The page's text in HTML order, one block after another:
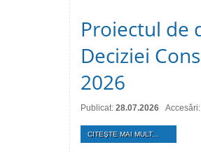
Proiectul de
Deciziei
2026
Publicat: 28.07.2026
CITEŞTE MAI MULT...